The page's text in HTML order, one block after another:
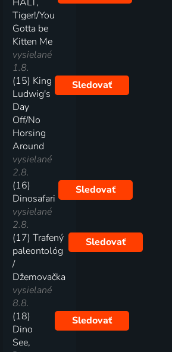
Tiger!/You
Gotta be
Kitten Me
vysielané
1.8.
(15) King
Ludwig's
Day
Off/No
Horsing
Around
vysielané
2.8.
Sledovať
(16)
Dinosafari
vysielané
2.8.
Sledovať
(17) Trafený
paleontológ
/
Džemovačka
vysielané
8.8.
Sledovať
(18)
Dino
See,
Sledovať